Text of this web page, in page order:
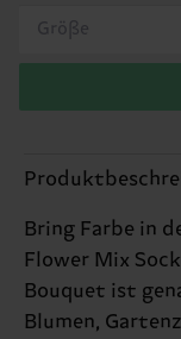
Größe
Bring Farbe in
Flower Mix
Bouquet ist
Blumen,